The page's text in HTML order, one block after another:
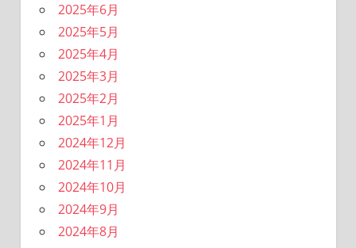
2025年6月
2025年5月
2025年4月
2025年3月
2025年2月
2025年1月
2024年12月
2024年11月
2024年10月
2024年9月
2024年8月